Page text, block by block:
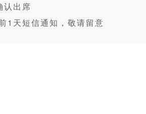
认出席
1天短信通知，敬请留意